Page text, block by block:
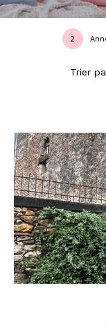
2
Trier